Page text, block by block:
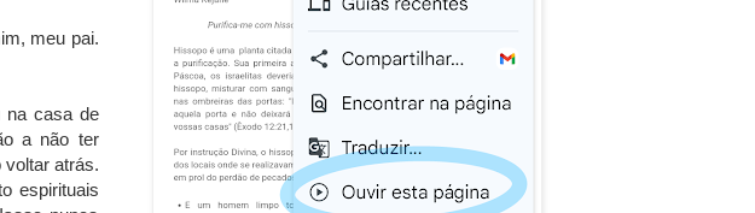
meu pai.
na casa de
a não ter
voltar atrás.
espirituais